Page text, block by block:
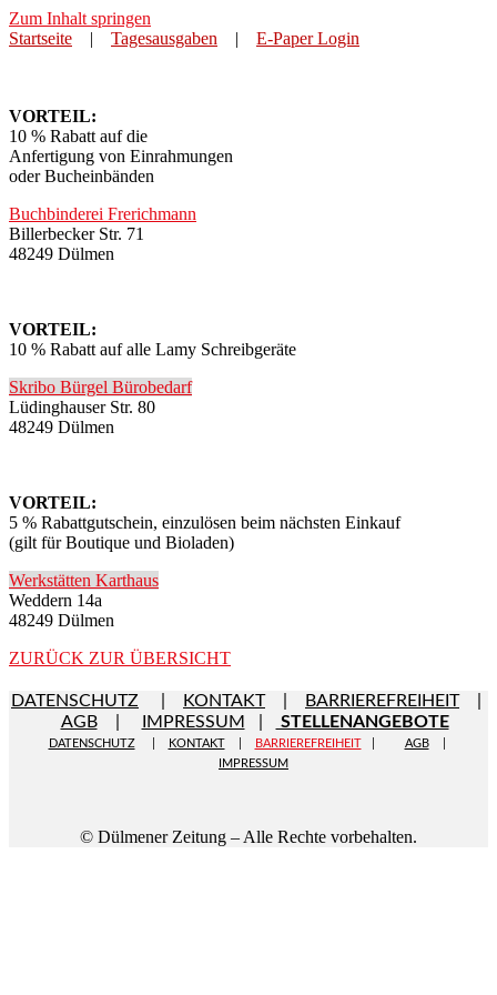
Zum Inhalt springen
Startseite
| Tagesausgaben | E-Paper Login
VORTEIL:
10 % Rabatt auf die
Anfertigung von Einrahmungen
oder Bucheinbänden
Buchbinderei Frerichmann
Billerbecker Str. 71
48249 Dülmen
VORTEIL:
10 % Rabatt auf alle Lamy Schreibgeräte
Skribo Bürgel Bürobedarf
Lüdinghauser Str. 80
48249 Dülmen
VORTEIL:
5 % Rabattgutschein, einzulösen beim nächsten Einkauf
(gilt für Boutique und Bioladen)
Werkstätten Karthaus
Weddern 14a
48249 Dülmen
ZURÜCK ZUR ÜBERSICHT
DATENSCHUTZ KONTAKT| BARRIEREFREIHEIT|
AGB| IMPRESSUM STELLENANGEBOTE
DATENSCHUTZ| KONTAKT| BARRIEREFREIHEIT| AGB|
IMPRESSUM
© Dülmener Zeitung – Alle Rechte vorbehalten.